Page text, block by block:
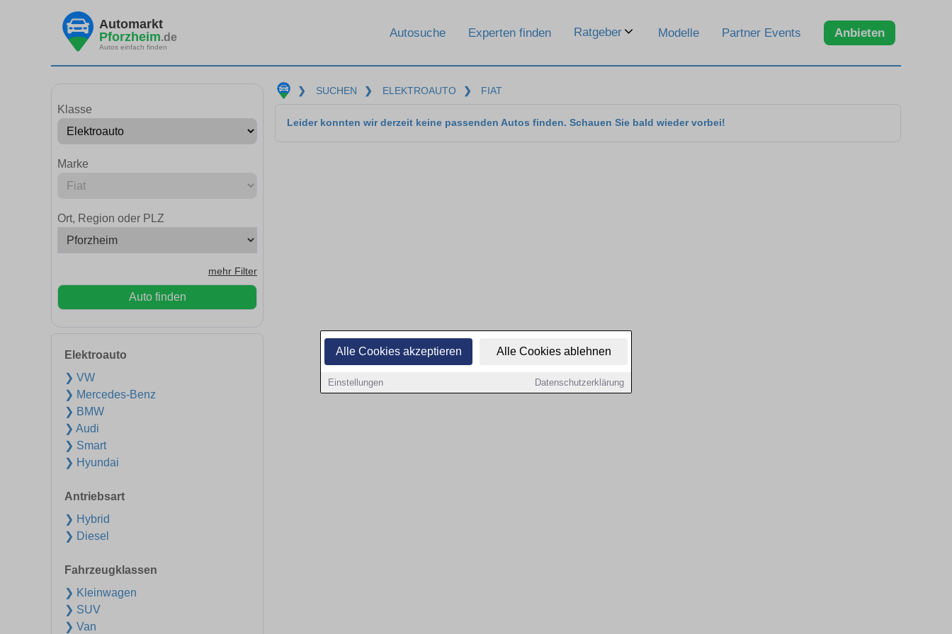
Alle Cookies akzeptieren Alle Cookies ablehnen
Einstellungen Datenschutzerklärung
Automarkt
Pforzheim.de
Autos einfach finden
Autosuche Experten finden Ratgeber Modelle Partner Events Anbieten
Klasse
Marke
Ort, Region oder PLZ
mehr Filter
Auto finden
Elektroauto
❯ VW
❯ Mercedes-Benz
❯ BMW
❯ Audi
❯ Smart
❯ Hyundai
Antriebsart
❯ Hybrid
❯ Diesel
Fahrzeugklassen
❯ Kleinwagen
❯ SUV
❯ Van
❯ SUCHEN ❯ ELEKTROAUTO ❯ FIAT
Leider konnten wir derzeit keine passenden Autos finden. Schauen Sie bald wieder vorbei!